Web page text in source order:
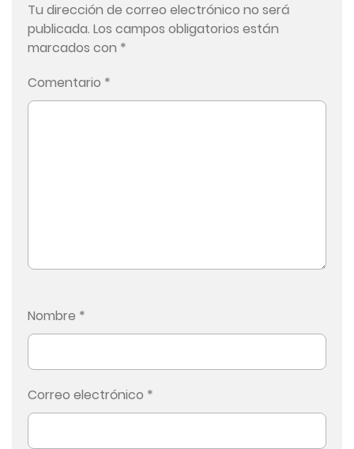
Tu dirección de correo electrónico no será
publicada. Los campos obligatorios están
marcados con *
Comentario *
Nombre *
Correo electrónico *